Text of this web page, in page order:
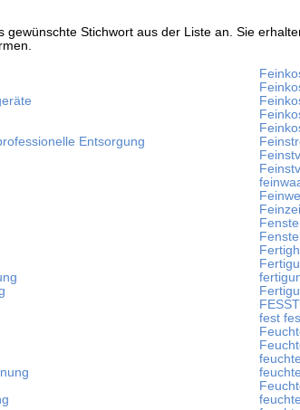
gewünschte Stichwort aus der Liste an. Sie
Entsorgung
fest